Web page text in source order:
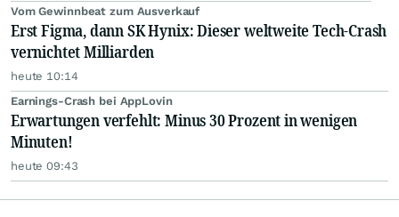
Vom Gewinnbeat zum Ausverkauf
Erst Figma, dann SK Hynix: Dieser weltweite Tech-Crash
vernichtet Milliarden
heute 10:14
Earnings-Crash bei AppLovin
Erwartungen verfehlt: Minus 30 Prozent in wenigen
Minuten!
heute 09:43